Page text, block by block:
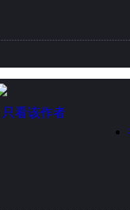
只看该作者